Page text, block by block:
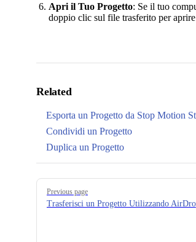
Apri il Tuo Progetto: Se il tuo
doppio clic sul file trasferito per
Related
Esporta un Progetto da Stop Motion
Condividi un Progetto
Duplica un Progetto
Pager
Previous page
Trasferisci un Progetto Utilizzando